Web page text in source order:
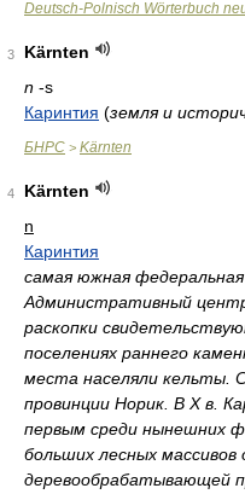
Deutsch-Polnisch Wörterbuch
3
Kärnten
n -s
Каринтия (земля и
БНРС > Kärnten
4
Kärnten
n
Каринтия
самая южная
Административный
раскопки
поселениях раннего
места населяли кельты.
провинции Норик. В Х в.
первым среди нынешних
больших лесных
деревообрабатывающей